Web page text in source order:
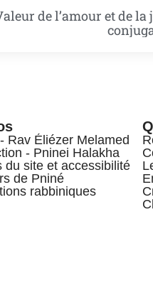
de l’amour et de la
Rav Éliézer Melamed
- Pninei Halakha
du site et accessibilité
de Pniné
rabbiniques